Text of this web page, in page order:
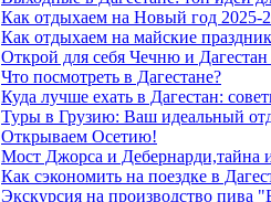
Как отдыхаем на Новый год 2025-
Как отдыхаем на майские
Открой для себя Чечню и
Что посмотреть в Дагестане?
Куда лучше ехать в Дагестан:
Туры в Грузию: Ваш идеальный
Открываем Осетию!
Мост Джорса и Дебернарди,тайна
Как сэкономить на поездке в
Экскурсия на производство пива